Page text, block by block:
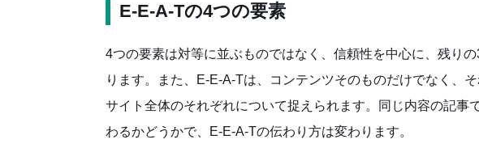
E-E-A-Tの4つの要素
4つの要素は対等に並ぶものではなく、信頼性を中心に、残り
ります。また、E-E-A-Tは、コンテンツそのものだけでなく、
サイト全体のそれぞれについて捉えられます。同じ内容の記事
わるかどうかで、E-E-A-Tの伝わり方は変わります。